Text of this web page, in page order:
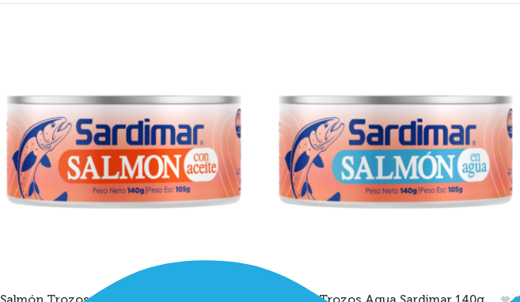
Salmón Trozos Aceite Sardimar 140g Salmón Trozos Agua Sardimar 140g